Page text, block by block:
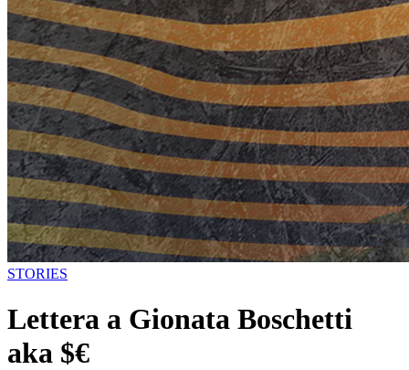
STORIES
Lettera a Gionata Boschetti
aka $€